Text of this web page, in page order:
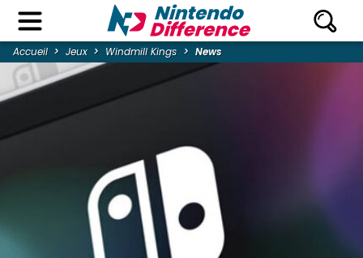
Accueil Jeux Windmill Kings News